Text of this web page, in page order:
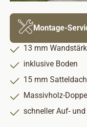
Montage-
13 mm
inklusive Boden
15 mm Satteldach
Massivholz-
schneller Auf-